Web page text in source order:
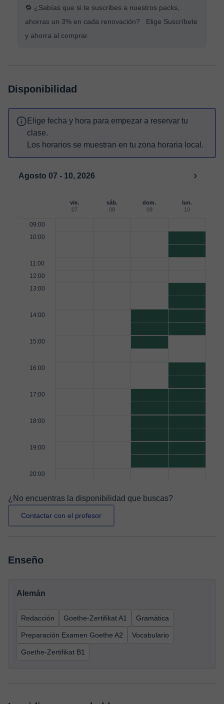
🔁 ¿Sabías que si te suscribes a nuestros packs,
ahorras un 3% en cada renovación? Elige Suscríbete
y ahorra al comprar.
Disponibilidad
Elige fecha y hora para empezar a reservar tu
clase.
Los horarios se muestran en tu zona horaria local.
Agosto 07 - 10, 2026
vie.
07
sáb.
08
dom.
09
lun.
10
09:00
10:00
11:00
12:00
13:00
14:00
15:00
16:00
17:00
18:00
19:00
20:00
¿No encuentras la disponibilidad que buscas?
Contactar con el profesor
Enseño
Alemán
Redacción Goethe-Zertifikat A1 Gramática
Preparación Examen Goethe A2 Vocabulario
Goethe-Zertifikat B1